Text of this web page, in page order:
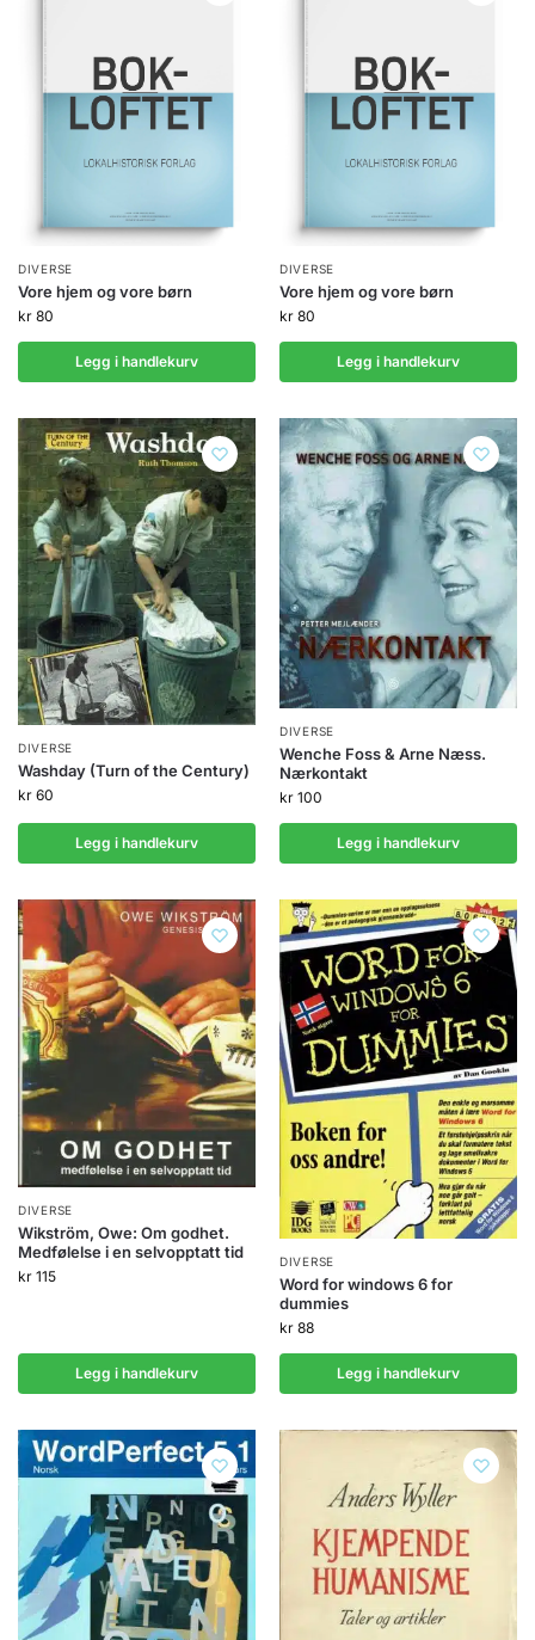
DIVERSE
Vore hjem og vore børn
kr 80
Legg i handlekurv
DIVERSE
Vore hjem og vore børn
kr 80
Legg i handlekurv
DIVERSE
Washday (Turn of the Century)
kr 60
Legg i handlekurv
DIVERSE
Wenche Foss & Arne Næss.
Nærkontakt
kr 100
Legg i handlekurv
DIVERSE
Wikström, Owe: Om godhet.
Medfølelse i en selvopptatt tid
kr 115
Legg i handlekurv
DIVERSE
Word for windows 6 for
dummies
kr 88
Legg i handlekurv